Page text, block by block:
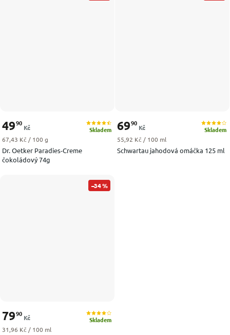
Dr. Oetker Paradies-Creme
čokoládový 74g
Skladem
4990
Kč
Měrná cena:
67,43 Kč / 100 g
Schwartau jahodová omáčka 125 ml
Skladem
6990
Kč
Měrná cena:
55,92 Kč / 100 ml
–34 %
Skladem
7990
Kč
Měrná cena:
31,96 Kč / 100 ml